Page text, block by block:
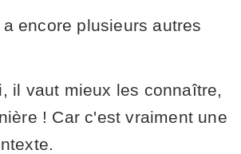
encore plusieurs autres
il vaut mieux les connaître,
! Car c'est vraiment une